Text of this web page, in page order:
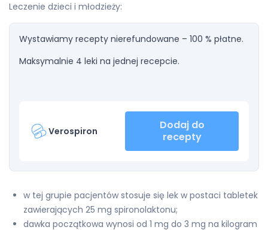
Leczenie dzieci i młodzieży:
Wystawiamy recepty nierefundowane – 100 % płatne.
Maksymalnie 4 leki na jednej recepcie.
Verospiron
Dodaj do
recepty
w tej grupie pacjentów stosuje się lek w postaci tabletek
zawierających 25 mg spironolaktonu;
dawka początkowa wynosi od 1 mg do 3 mg na kilogram